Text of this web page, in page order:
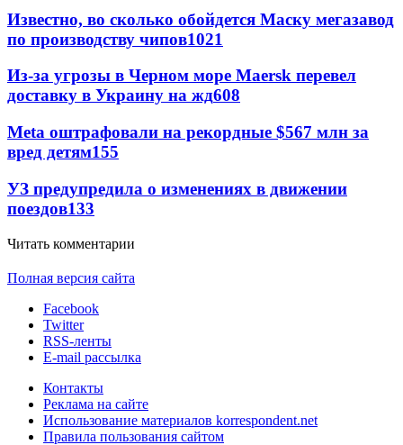
Известно, во сколько обойдется Маску мегазавод
по производству чипов1021
Из-за угрозы в Черном море Maersk перевел
доставку в Украину на жд608
Meta оштрафовали на рекордные $567 млн за
вред детям155
УЗ предупредила о изменениях в движении
поездов133
Читать комментарии
Полная версия сайта
Facebook
Twitter
RSS-ленты
E-mail рассылка
Контакты
Реклама на сайте
Использование материалов korrespondent.net
Правила пользования сайтом